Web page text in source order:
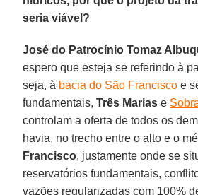
seria viável?
José do Patrocínio Tomaz
espero que esteja se referindo à
seja, à bacia do São Francisco e
fundamentais,Três Marias e
controlam a oferta de todos os
havia, no trecho entre o alto e o
Francisco, justamente onde se
reservatórios fundamentais,
vazões regularizadas com 100%